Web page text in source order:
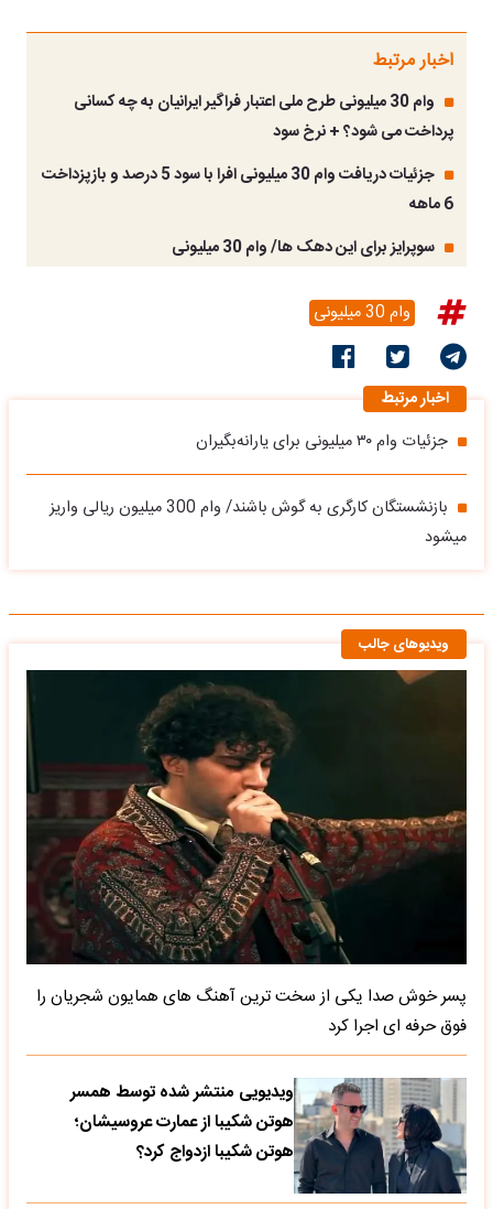
اخبار مرتبط
وام 30 میلیونی طرح ملی اعتبار فراگیر ایرانیان به چه کسانی
پرداخت می شود؟ + نرخ سود
جزئیات دریافت وام 30 میلیونی افرا با سود 5 درصد و بازپزداخت
6 ماهه
سوپرایز برای این دهک ها/ وام 30 میلیونی
وام 30 میلیونی
اخبار مرتبط
جزئیات وام ۳۰ میلیونی برای یارانه‌بگیران
بازنشستگان کارگری به گوش باشند/ وام 300 میلیون ریالی واریز
میشود
ویدیوهای جالب
پسر خوش صدا یکی از سخت ترین آهنگ های همایون شجریان را
فوق حرفه ای اجرا کرد
ویدیویی منتشر شده توسط همسر
هوتن شکیبا از عمارت عروسیشان؛
هوتن شکیبا ازدواج کرد؟